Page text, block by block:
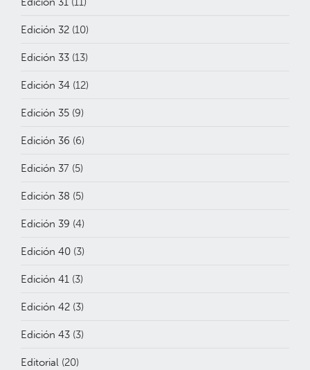
Edición 32 (10)
Edición 33 (13)
Edición 34 (12)
Edición 35 (9)
Edición 36 (6)
Edición 37 (5)
Edición 38 (5)
Edición 39 (4)
Edición 40 (3)
Edición 41 (3)
Edición 42 (3)
Edición 43 (3)
Editorial (20)